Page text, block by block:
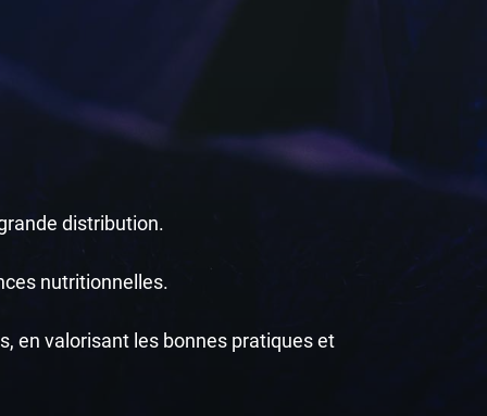
distribution.
nutritionnelles.
en valorisant les bonnes pratiques et